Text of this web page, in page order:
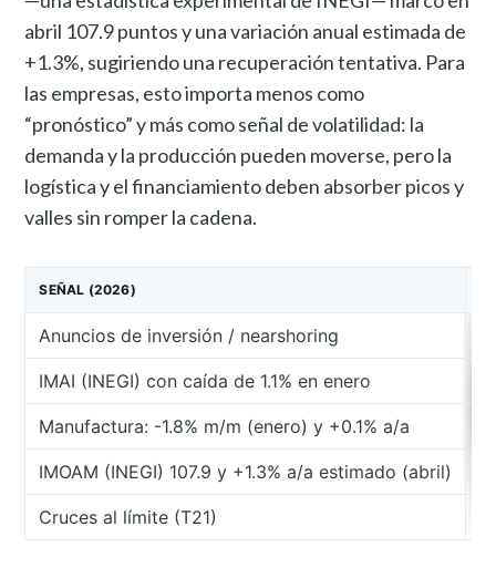
abril 107.9 puntos y una variación anual estimada de
+1.3%, sugiriendo una recuperación tentativa. Para
las empresas, esto importa menos como
“pronóstico” y más como señal de volatilidad: la
demanda y la producción pueden moverse, pero la
logística y el financiamiento deben absorber picos y
valles sin romper la cadena.
SEÑAL (2026)
Anuncios de inversión / nearshoring
IMAI (INEGI) con caída de 1.1% en enero
Manufactura: -1.8% m/m (enero) y +0.1% a/a
IMOAM (INEGI) 107.9 y +1.3% a/a estimado (abril)
Cruces al límite (T21)